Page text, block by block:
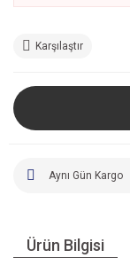
Karşılaştır
Aynı Gün Kargo
Ürün Bilgisi